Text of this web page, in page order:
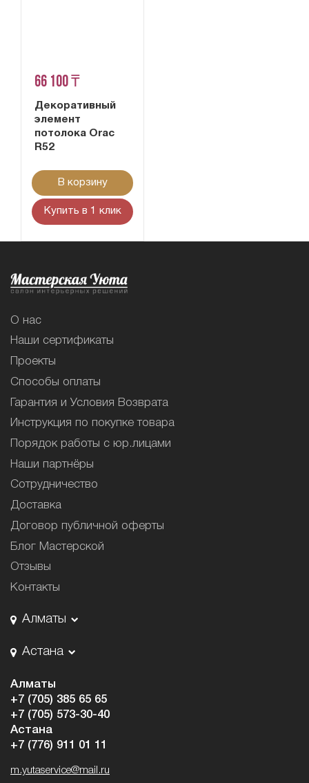
66 100 ₸
Декоративный
элемент
потолока Orac
R52
В корзину
Купить в 1 клик
О нас
Наши сертификаты
Проекты
Способы оплаты
Гарантия и Условия Возврата
Инструкция по покупке товара
Порядок работы с юр.лицами
Наши партнёры
Сотрудничество
Доставка
Договор публичной оферты
Блог Мастерской
Отзывы
Контакты
Алматы
Астана
Алматы
+7 (705) 385 65 65
+7 (705) 573-30-40
Астана
+7 (776) 911 01 11
m.yutaservice@mail.ru